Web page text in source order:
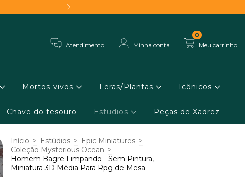
Atendimento Minha conta Meu carrinho
0
Mortos-vivos Feras/Plantas Icônicos
Chave do tesouro Estudios Peças de Xadrez
Início > Estúdios > Epic Miniatures >
Coleção Mysterious Ocean >
Homem Bagre Limpando - Sem Pintura,
Miniatura 3D Média Para Rpg de Mesa